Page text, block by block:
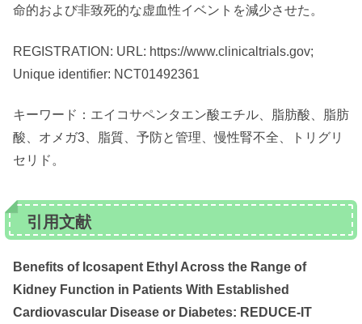
命的および非致死的な虚血性イベントを減少させた。
REGISTRATION: URL: https://www.clinicaltrials.gov;
Unique identifier: NCT01492361
キーワード：エイコサペンタエン酸エチル、脂肪酸、脂肪
酸、オメガ3、脂質、予防と管理、慢性腎不全、トリグリ
セリド。
引用文献
Benefits of Icosapent Ethyl Across the Range of
Kidney Function in Patients With Established
Cardiovascular Disease or Diabetes: REDUCE-IT